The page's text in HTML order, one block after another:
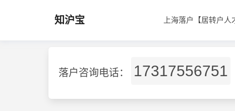
知沪宝 上海落户【居转户人
落户咨询电话： 17317556751